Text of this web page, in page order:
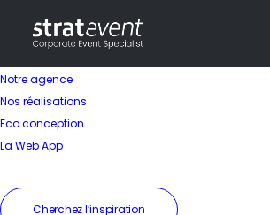
Notre agence
Nos réalisations
Eco conception
La Web App
Cherchez l’inspiration
Un havre de paix
naturel